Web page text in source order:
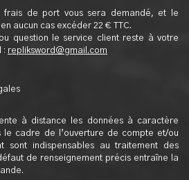
frais de port vous sera demandé, et le
aucun cas excéder 22 € TTC.
question le service client reste à votre
: repliksword@gmail.com
à distance les données à caractère
le cadre de l’ouverture de compte et/ou
sont indispensables au traitement des
de renseignement précis entraîne la